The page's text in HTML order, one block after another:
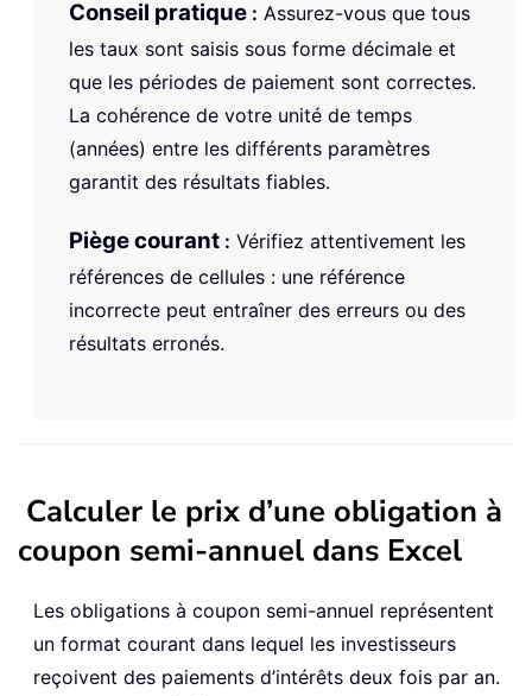
Conseil pratique : Assurez-vous que tous
les taux sont saisis sous forme décimale et
que les périodes de paiement sont correctes.
La cohérence de votre unité de temps
(années) entre les différents paramètres
garantit des résultats fiables.
Piège courant : Vérifiez attentivement les
références de cellules : une référence
incorrecte peut entraîner des erreurs ou des
résultats erronés.
Calculer le prix d’une obligation à
coupon semi-annuel dans Excel
Les obligations à coupon semi-annuel représentent
un format courant dans lequel les investisseurs
reçoivent des paiements d’intérêts deux fois par an.